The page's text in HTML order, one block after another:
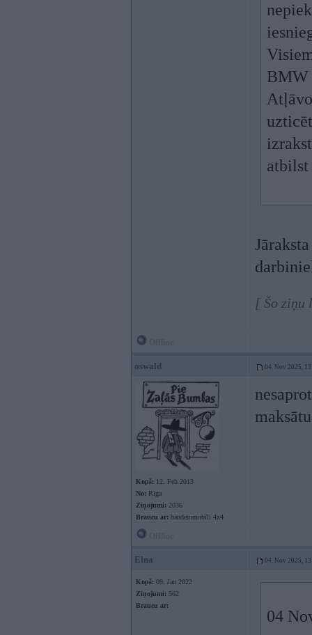
BMW
[ Šo ziņu
oswald 04. Nov 2025,
Kopš: 12. Feb 2013
No: Rīga
Ziņojumi: 2036
Braucu ar: banderomobīli 4x4
Elna 04. Nov 2025,
Kopš: 09. Jan 2022
Ziņojumi: 562
Braucu ar:
04